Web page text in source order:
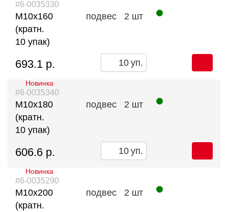
#6-0035330
М10х160
(кратн.
10 упак)
подвес 2 шт
693.1 р. уп.
#6-0035340
Новинка
М10х180
(кратн.
10 упак)
подвес 2 шт
606.6 р. уп.
#6-0035290
Новинка
М10х200
(кратн.
подвес 2 шт